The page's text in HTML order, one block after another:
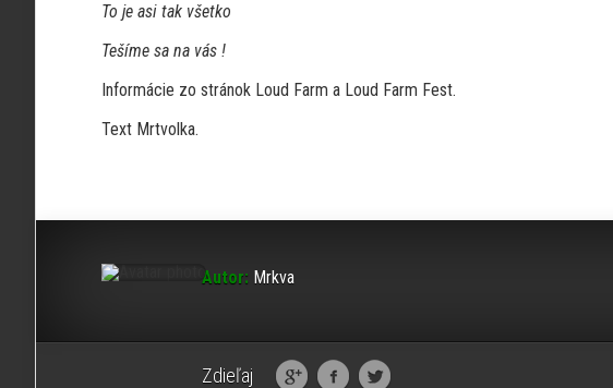
To je asi tak všetko
Tešíme sa na vás !
Informácie zo stránok Loud Farm a Loud Farm Fest.
Text Mrtvolka.
Autor: Mrkva
Zdieľaj